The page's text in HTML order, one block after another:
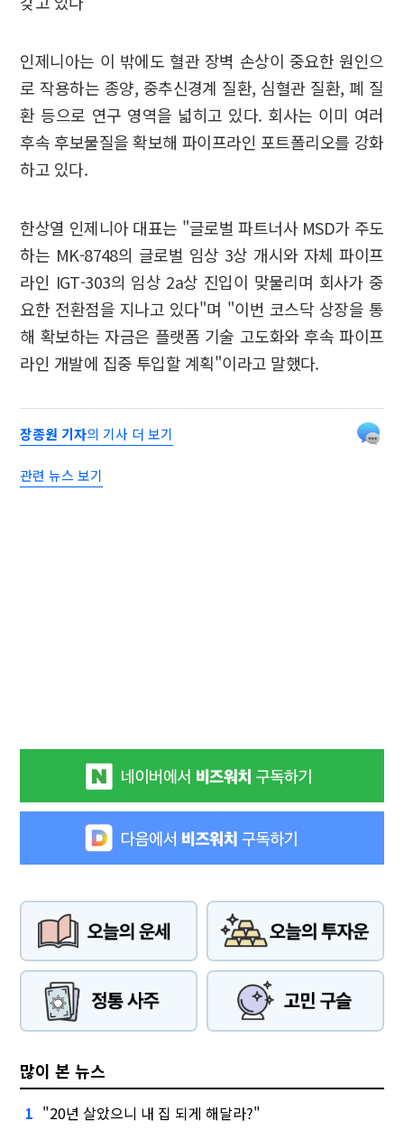
인제니아는 이 밖에도 혈관 장벽 손상이 중요한 원인으
로 작용하는 종양, 중추신경계 질환, 심혈관 질환, 폐 질
환 등으로 연구 영역을 넓히고 있다. 회사는 이미 여러
후속 후보물질을 확보해 파이프라인 포트폴리오를 강화
하고 있다.
한상열 인제니아 대표는 "글로벌 파트너사 MSD가 주도
하는 MK-8748의 글로벌 임상 3상 개시와 자체 파이프
라인 IGT-303의 임상 2a상 진입이 맞물리며 회사가 중
요한 전환점을 지나고 있다"며 "이번 코스닥 상장을 통
해 확보하는 자금은 플랫폼 기술 고도화와 후속 파이프
라인 개발에 집중 투입할 계획"이라고 말했다.
장종원 기자의 기사 더 보기
관련 뉴스 보기
많이 본 뉴스
1 "20년 살았으니 내 집 되게 해달라?"